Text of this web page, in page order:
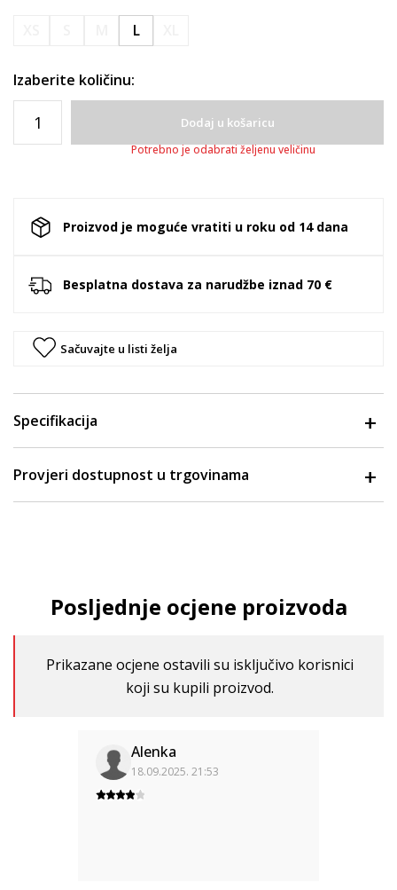
L
Izaberite količinu:
Dodaj u košaricu
Potrebno je odabrati željenu veličinu
Proizvod je moguće vratiti u roku od 14 dana
Besplatna dostava za narudžbe iznad 70 €
Sačuvajte u listi želja
Specifikacija
Provjeri dostupnost u trgovinama
Posljednje ocjene proizvoda
Prikazane ocjene ostavili su isključivo korisnici
koji su kupili proizvod.
Alenka
18.09.2025. 21:53